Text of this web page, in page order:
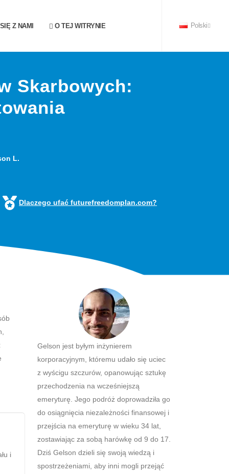
Z NAMI O TEJ WITRYNIE Polski
Skarbowych:
L.
Dlaczego ufać futurefreedomplan.com?
i
Gelson jest byłym inżynierem
korporacyjnym, któremu udało się uciec
z wyścigu szczurów, opanowując sztukę
przechodzenia na wcześniejszą
emeryturę. Jego podróż doprowadziła go
do osiągnięcia niezależności finansowej i
przejścia na emeryturę w wieku 34 lat,
zostawiając za sobą harówkę od 9 do 17.
Dziś Gelson dzieli się swoją wiedzą i
spostrzeżeniami, aby inni mogli przejąć